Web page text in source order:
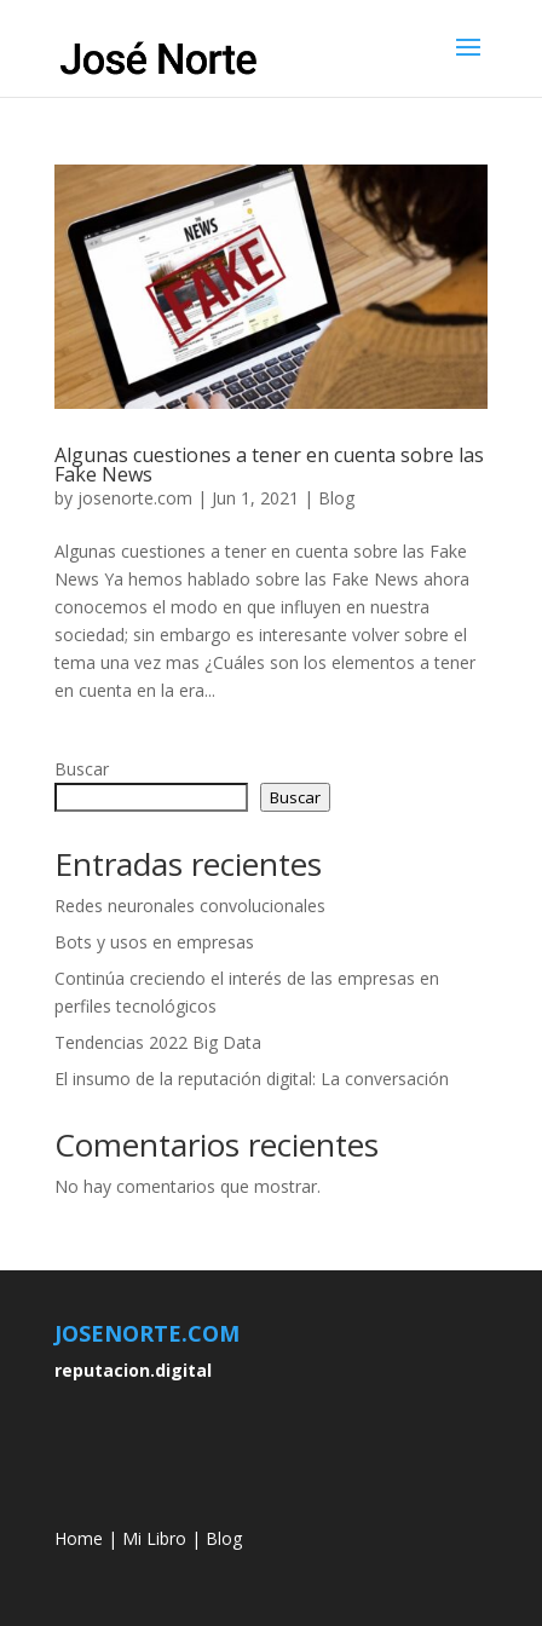
Algunas cuestiones a tener en cuenta sobre las
Fake News
by josenorte.com | Jun 1, 2021 | Blog
Algunas cuestiones a tener en cuenta sobre las Fake
News Ya hemos hablado sobre las Fake News ahora
conocemos el modo en que influyen en nuestra
sociedad; sin embargo es interesante volver sobre el
tema una vez mas ¿Cuáles son los elementos a tener
en cuenta en la era...
Buscar
Buscar
Entradas recientes
Redes neuronales convolucionales
Bots y usos en empresas
Continúa creciendo el interés de las empresas en
perfiles tecnológicos
Tendencias 2022 Big Data
El insumo de la reputación digital: La conversación
Comentarios recientes
No hay comentarios que mostrar.
JOSENORTE.COM
reputacion.digital
Home | Mi Libro | Blog